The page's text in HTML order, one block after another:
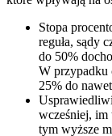
Stopa
reguła, sądy
do 50%
W przypadku
25% do
wcześniej, im
tym wyższe